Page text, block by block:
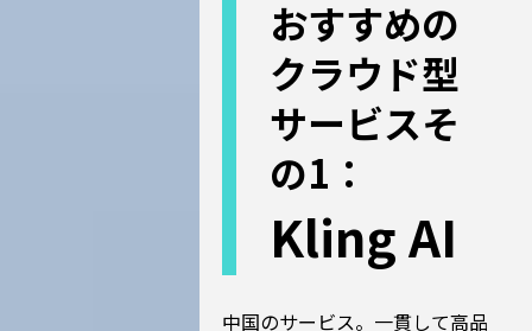
おすすめの
クラウド型
サービスそ
の1：
Kling AI
中国のサービス。一貫して高品